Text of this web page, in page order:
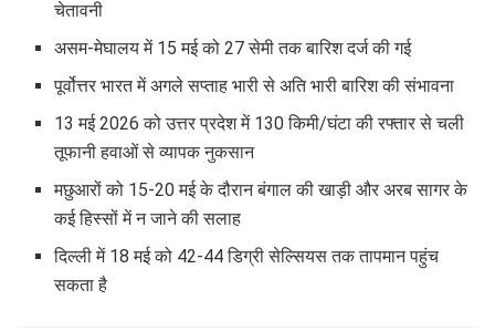
चेतावनी
असम-मेघालय में 15 मई को 27 सेमी तक बारिश दर्ज की गई
पूर्वोत्तर भारत में अगले सप्ताह भारी से अति भारी बारिश की संभावना
13 मई 2026 को उत्तर प्रदेश में 130 किमी/घंटा की रफ्तार से चली
तूफानी हवाओं से व्यापक नुकसान
मछुआरों को 15-20 मई के दौरान बंगाल की खाड़ी और अरब सागर के
कई हिस्सों में न जाने की सलाह
दिल्ली में 18 मई को 42-44 डिग्री सेल्सियस तक तापमान पहुंच
सकता है